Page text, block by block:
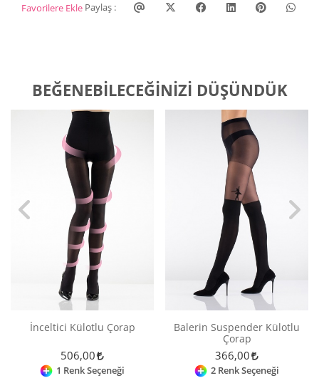
Favorilere Ekle Paylaş :
BEĞENEBILECEĞINIZI DÜŞÜNDÜK
İnceltici Külotlu Çorap
506,00
1 Renk Seçeneği
Balerin Suspender Külotlu
Çorap
366,00
2 Renk Seçeneği